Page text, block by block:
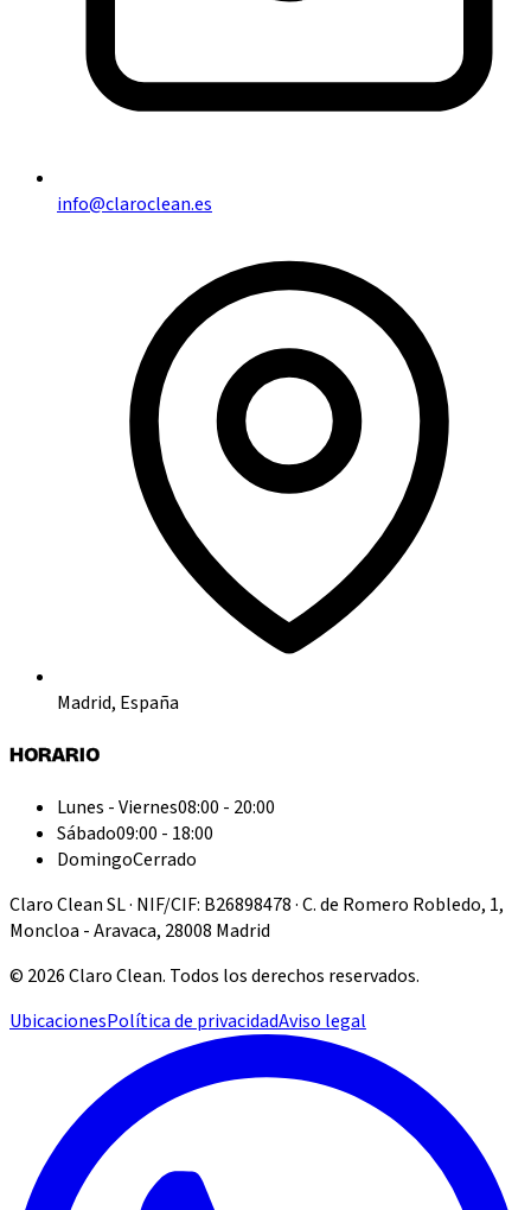
info@claroclean.es
Madrid, España
HORARIO
Lunes - Viernes08:00 - 20:00
Sábado09:00 - 18:00
DomingoCerrado
Claro Clean SL · NIF/CIF: B26898478 · C. de Romero Robledo, 1,
Moncloa - Aravaca, 28008 Madrid
© 2026Claro Clean. Todos los derechos reservados.
UbicacionesPolítica de privacidadAviso legal